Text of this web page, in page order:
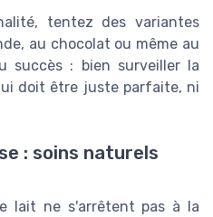
tentez des variantes
au chocolat ou même au
succès : bien surveiller la
doit être juste parfaite, ni
: soins naturels
lait ne s'arrêtent pas à la